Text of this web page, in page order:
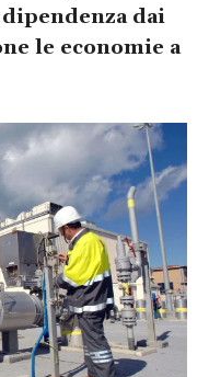
dai
le economie a